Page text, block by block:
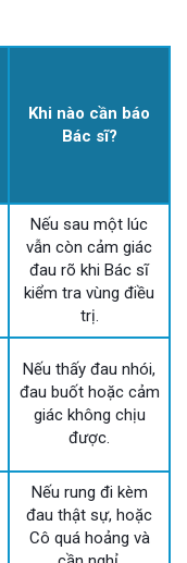
Khi nào cần báo
Bác sĩ?
Nếu sau một lúc
vẫn còn cảm giác
đau rõ khi Bác sĩ
kiểm tra vùng điều
trị.
Nếu thấy đau nhói,
đau buốt hoặc cảm
giác không chịu
được.
Nếu rung đi kèm
đau thật sự, hoặc
Cô quá hoảng và